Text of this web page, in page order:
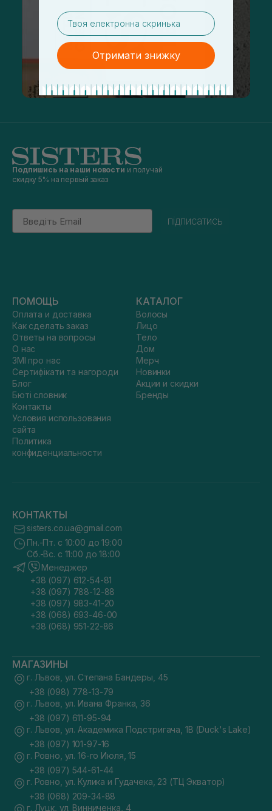
Подпишись на наши новости и получай
скидку 5% на первый заказ
Email
підписатись
ПОМОЩЬ
Оплата и доставка
Как сделать заказ
Ответы на вопросы
О нас
ЗМІ про нас
Сертифікати та нагороди
Блог
Бюті словник
Контакты
Условия использования
сайта
Политика
конфиденциальности
КАТАЛОГ
Волосы
Лицо
Тело
Дом
Мерч
Новинки
Акции и скидки
Бренды
КОНТАКТЫ
sisters.co.ua@gmail.com
Пн.-Пт. с 10:00 до 19:00
Сб.-Вс. с 11:00 до 18:00
Менеджер
+38 (097) 612-54-81
+38 (097) 788-12-88
+38 (097) 983-41-20
+38 (068) 693-46-00
+38 (068) 951-22-86
МАГАЗИНЫ
г. Львов, ул. Степана Бандеры, 45
+38 (098) 778-13-79
г. Львов, ул. Ивана Франка, 36
+38 (097) 611-95-94
г. Львов, ул. Академика Подстригача, 1В (Duck's Lake)
+38 (097) 101-97-16
г. Ровно, ул. 16-го Июля, 15
+38 (097) 544-61-44
г. Ровно, ул. Кулика и Гудачека, 23 (ТЦ Экватор)
+38 (068) 209-34-88
г. Луцк, ул. Винниченка, 4
email
Отримати знижку